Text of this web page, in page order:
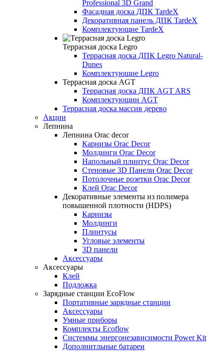
Professional 3D Grand
Фасадная доска ДПК TardeX
Декоративная панель ДПК TardeX
Комплектующие TardeX
Террасная доска Legro
Террасная доска ДПК Legro Natural-
Dunes
Комплектующие Legro
Террасная доска AGT
Террасная доска ДПК AGT ARS
Комплектующин AGT
Террасная доска массив дерево
Акции
Лепнина
Лепнина Orac decor
Карнизы Orac Decor
Молдинги Orac Decor
Напольный плинтус Orac Decor
Стеновые 3D Панели Orac Decor
Потолочные розетки Orac Decor
Клей Orac Decor
Декоративные элементы из полимера
повышенной плотности (HDPS)
Карнизы
Молдинги
Плинтусы
Угловые элементы
3D панели
Аксессуары
Аксессуары
Клей
Подложка
Зарядные станции EcoFlow
Портативные зарядные станции
Аксессуары
Умные приборы
Комплекты Ecoflow
Cистеммы энергонезависимости Power Kit
Дополнитльные батареи